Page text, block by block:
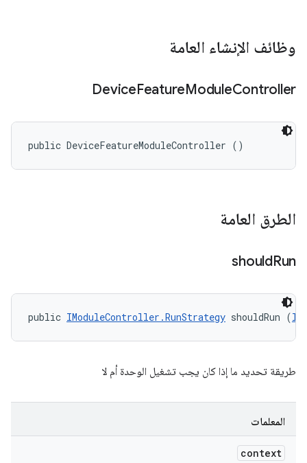
وظائف الإنشاء العامة
DeviceFeatureModuleController
public DeviceFeatureModuleController ()
الطرق العامة
shouldRun
public IModuleController.RunStrategy shouldRun (
طريقة تحديد ما إذا كان يجب تشغيل الوحدة أم لا
المعلمات
context